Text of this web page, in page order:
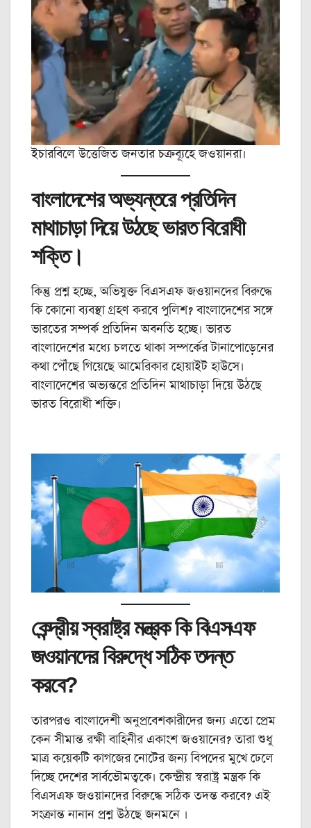
ইচারবিলে উত্তেজিত জনতার চক্রব্যূহে জওয়ানরা।
বাংলাদেশের অভ্যন্তরে প্রতিদিন
মাথাচাড়া দিয়ে উঠছে ভারত বিরোধী
শক্তি।
কিন্তু প্রশ্ন হচ্ছে, অভিযুক্ত বিএসএফ জওয়ানদের বিরুদ্ধে
কি কোনো ব্যবস্থা গ্রহণ করবে পুলিশ? বাংলাদেশের সঙ্গে
ভারতের সম্পর্ক প্রতিদিন অবনতি হচ্ছে। ভারত
বাংলাদেশের মধ্যে চলতে থাকা সম্পর্কের টানাপোড়েনের
কথা পৌঁছে গিয়েছে আমেরিকার হোয়াইট হাউসে।
বাংলাদেশের অভ্যন্তরে প্রতিদিন মাথাচাড়া দিয়ে উঠছে
ভারত বিরোধী শক্তি।
কেন্দ্রীয় স্বরাষ্ট্র মন্ত্রক কি বিএসএফ
জওয়ানদের বিরুদ্ধে সঠিক তদন্ত
করবে?
তারপরও বাংলাদেশী অনুপ্রবেশকারীদের জন্য এতো প্রেম
কেন সীমান্ত রক্ষী বাহিনীর একাংশ জওয়ানের? তারা শুধু
মাত্র কয়েকটি কাগজের নোটের জন্য বিপদের মুখে ঢেলে
দিচ্ছে দেশের সার্বভৌমত্বকে। কেন্দ্রীয় স্বরাষ্ট্র মন্ত্রক কি
বিএসএফ জওয়ানদের বিরুদ্ধে সঠিক তদন্ত করবে? এই
সংক্রান্ত নানান প্রশ্ন উঠছে জনমনে ।